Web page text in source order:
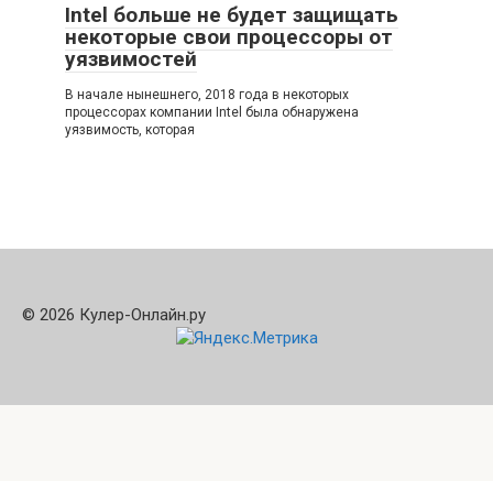
Intel больше не будет защищать
некоторые свои процессоры от
уязвимостей
В начале нынешнего, 2018 года в некоторых
процессорах компании Intel была обнаружена
уязвимость, которая
© 2026 Кулер-Онлайн.ру